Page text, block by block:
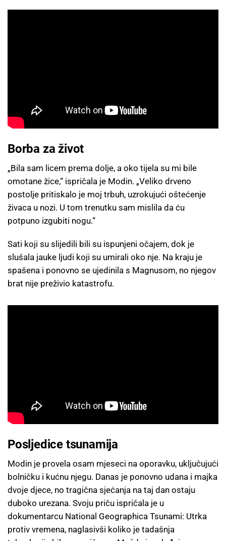
Borba za život
„Bila sam licem prema dolje, a oko tijela su mi bile
omotane žice,“ ispričala je Modin. „Veliko drveno
postolje pritiskalo je moj trbuh, uzrokujući oštećenje
živaca u nozi. U tom trenutku sam mislila da ću
potpuno izgubiti nogu.“
Sati koji su slijedili bili su ispunjeni očajem, dok je
slušala jauke ljudi koji su umirali oko nje. Na kraju je
spašena i ponovno se ujedinila s Magnusom, no njegov
brat nije preživio katastrofu.
Posljedice tsunamija
Modin je provela osam mjeseci na oporavku, uključujući
bolničku i kućnu njegu. Danas je ponovno udana i majka
dvoje djece, no tragična sjećanja na taj dan ostaju
duboko urezana. Svoju priču ispričala je u
dokumentarcu National Geographica Tsunami: Utrka
protiv vremena, naglasivši koliko je tadašnja